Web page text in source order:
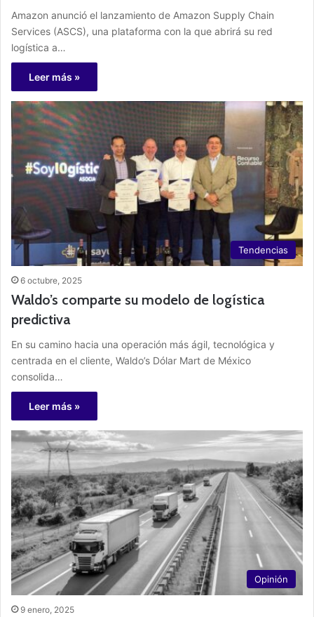
Amazon anunció el lanzamiento de Amazon Supply Chain
Services (ASCS), una plataforma con la que abrirá su red
logística a…
Leer más »
Tendencias
6 octubre, 2025
Waldo’s comparte su modelo de logística
predictiva
En su camino hacia una operación más ágil, tecnológica y
centrada en el cliente, Waldo’s Dólar Mart de México
consolida…
Leer más »
Opinión
9 enero, 2025